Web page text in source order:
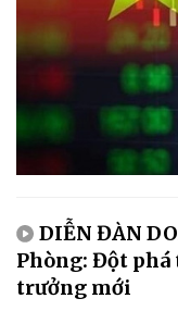
DIỄN ĐÀN
Phòng: Đột
trưởng mới